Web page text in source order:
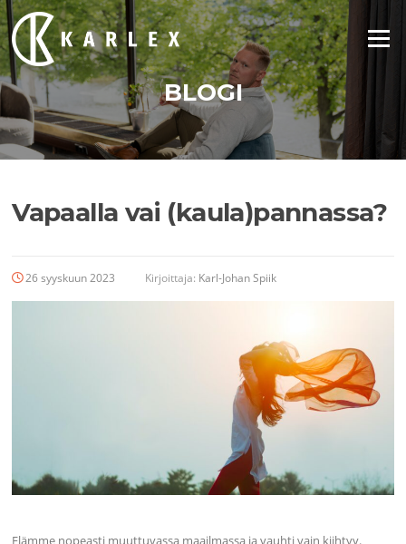
Siirry
suoraan
sisältöön
Valikko
BLOGI
Vapaalla vai (kaula)pannassa?
26 syyskuun 2023 Kirjoittaja: Karl-Johan Spiik